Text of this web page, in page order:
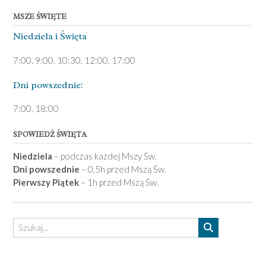
MSZE ŚWIĘTE
Niedziela ­i Święta
7:00, 9:00, 10:30, 12:00, 17:00
Dni pows­zednie:
7­:00, 18:00­
SPOWIEDŹ ŚWIĘTA
Niedziela – podczas każdej Mszy Św.
Dni powszednie – 0,5h przed Mszą Św.
Pierwszy Piątek – 1h przed Mszą Św.